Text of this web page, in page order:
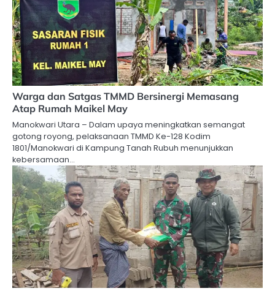
Warga dan Satgas TMMD Bersinergi Memasang
Atap Rumah Maikel May
Manokwari Utara – Dalam upaya meningkatkan semangat
gotong royong, pelaksanaan TMMD Ke-128 Kodim
1801/Manokwari di Kampung Tanah Rubuh menunjukkan
kebersamaan…